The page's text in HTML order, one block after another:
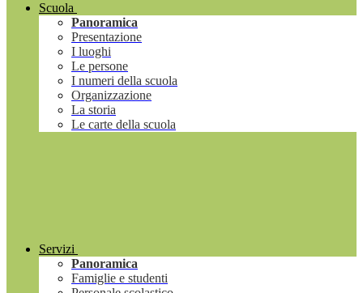
Scuola
Panoramica
Presentazione
I luoghi
Le persone
I numeri della scuola
Organizzazione
La storia
Le carte della scuola
Servizi
Panoramica
Famiglie e studenti